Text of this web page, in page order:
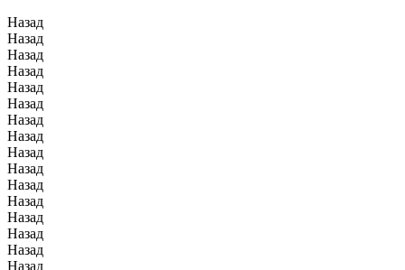
Назад
Назад
Назад
Назад
Назад
Назад
Назад
Назад
Назад
Назад
Назад
Назад
Назад
Назад
Назад
Назад